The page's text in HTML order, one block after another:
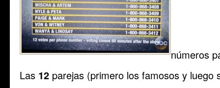
números
Las 12 parejas (primero los famosos y luego